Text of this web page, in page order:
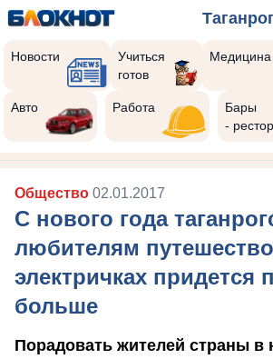
Таганрог
Новости
Учиться
готов
Медицина
Авто Работа
Бары
-
Общество 02.01.2017
С нового года
любителям
электричках придется
больше
Порадовать жителей страны в